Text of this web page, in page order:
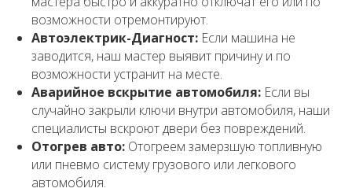
возможности отремонтируют.
Автоэлектрик-Диагност: Если машина не
заводится, наш мастер выявит причину и по
возможности устранит на месте.
Аварийное вскрытие автомобиля: Если вы
случайно закрыли ключи внутри автомобиля, наши
специалисты вскроют двери без повреждений.
Отогрев авто: Отогреем замерзшую топливную
или пневмо систему грузового или легкового
автомобиля.